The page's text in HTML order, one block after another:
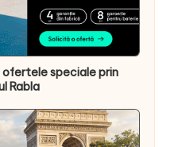
ofertele speciale prin
Rabla